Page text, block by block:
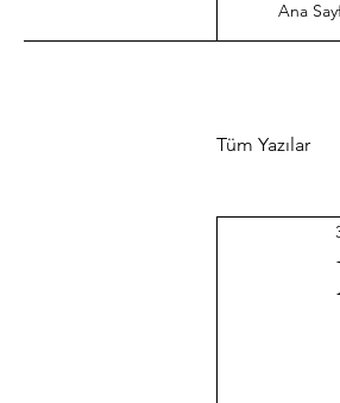
Ana
Tüm Yazılar
Ankara